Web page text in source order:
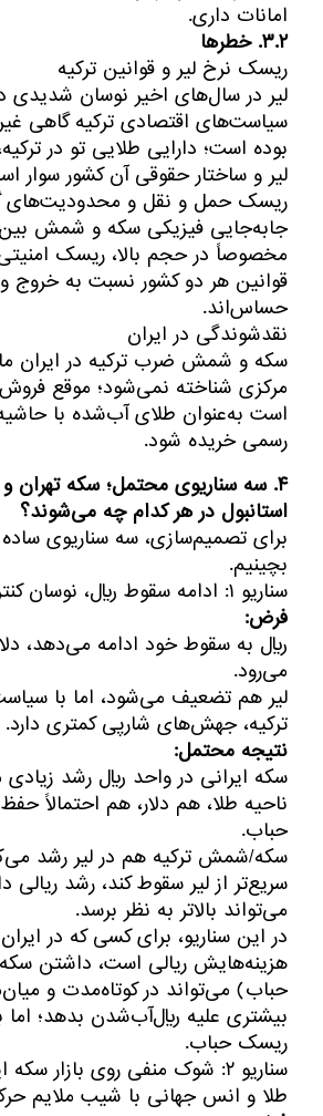
امانات داری.
۳.۲. خطرها
ریسک نرخ لیر و قوانین ترکیه
لیر در سال‌های اخیر نوسان شدیدی
سیاست‌های اقتصادی ترکیه گاهی
بوده است؛ دارایی طلایی تو در
لیر و ساختار حقوقی آن کشور سوار
ریسک حمل و نقل و محدودیت‌های
جابه‌جایی فیزیکی سکه و شمش بین
مخصوصاً در حجم بالا، ریسک
قوانین هر دو کشور نسبت به خروج و
حساس‌اند.
نقدشوندگی در ایران
سکه و شمش ضرب ترکیه در ایران
مرکزی شناخته نمی‌شود؛ موقع
است به‌عنوان طلای آب‌شده با
رسمی خریده شود.
۴. سه سناریوی محتمل؛ سکه
استانبول در هر کدام چه می‌شوند؟
برای تصمیم‌سازی، سه سناریوی ساده
بچینیم.
سناریو ۱: ادامه سقوط ریال، نوسان کنترل‌شده لیر
فرض:
ریال به سقوط خود ادامه می‌دهد، دلار
می‌رود.
لیر هم تضعیف می‌شود، اما با
ترکیه، جهش‌های شارپی کمتری دارد.
نتیجه محتمل:
سکه ایرانی در واحد ریال رشد
ناحیه طلا، هم دلار، هم احتمالاً
حباب.
سکه/شمش ترکیه هم در لیر رشد
سریع‌تر از لیر سقوط کند، رشد ریالی
می‌تواند بالاتر به نظر برسد.
در این سناریو، برای کسی که در
هزینه‌هایش ریالی است، داشتن سکه
حباب) می‌تواند در کوتاه‌مدت و
بیشتری علیه ریال‌آب‌شدن بدهد؛
ریسک حباب.
سناریو ۲: شوک منفی روی بازار
طلا و انس جهانی با شیب ملایم